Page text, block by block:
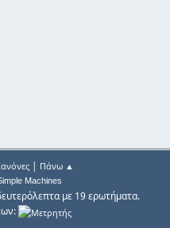
| Πάνω ▲
Machines
με 19 ερωτήματα.